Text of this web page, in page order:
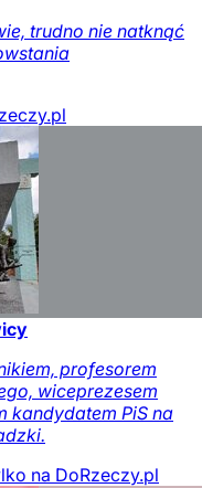
trudno nie natknąć
profesorem
wiceprezesem
kandydatem PiS na
na DoRzeczy.pl